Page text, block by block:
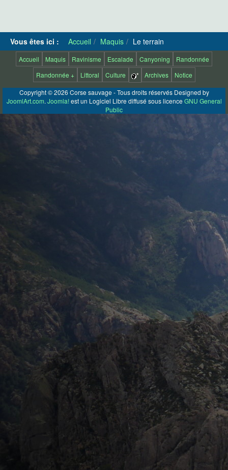
Vous êtes ici : Accueil Maquis Le terrain
Accueil Maquis Ravinisme Escalade Canyoning
Randonnée
Randonnée +
Littoral Culture * Archives
Notice
Copyright © 2026 Corse sauvage - Tous droits réservés Designed by
JoomlArt.com. Joomla!est un Logiciel Libre diffusé sous licenceGNU General
Public